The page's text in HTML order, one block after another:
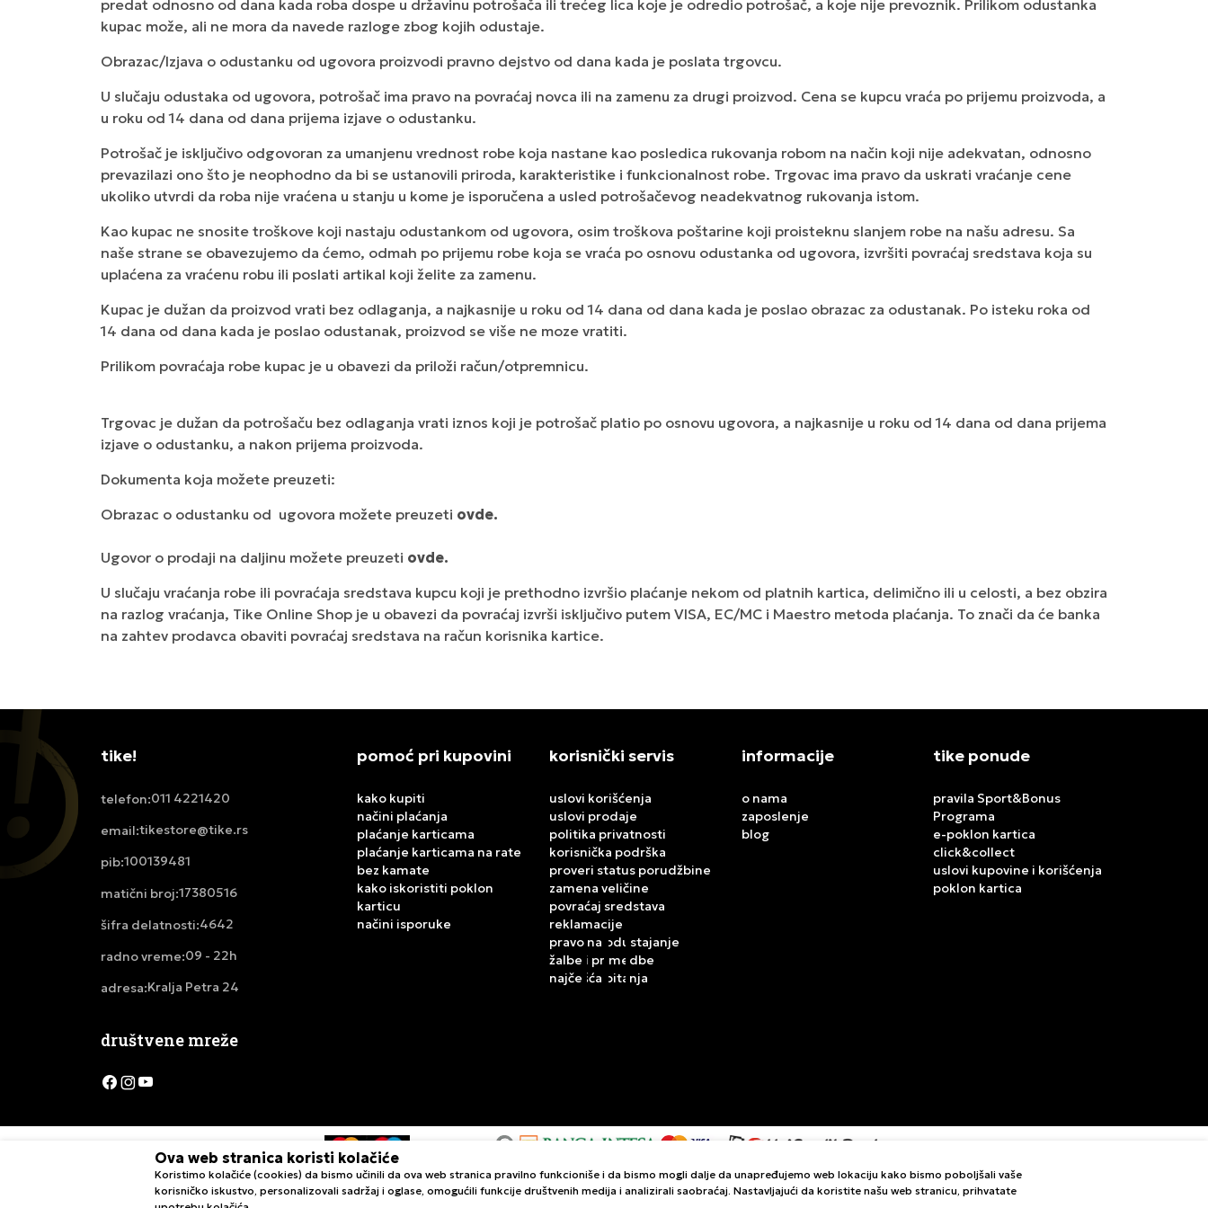
predat odnosno od dana kada roba dospe u državinu potrošača ili trećeg lica koje je odredio potrošač, a koje nije prevoznik. Prilikom odustanka
kupac može, ali ne mora da navede razloge zbog kojih odustaje.
Obrazac/Izjava o odustanku od ugovora proizvodi pravno dejstvo od dana kada je poslata trgovcu.
U slučaju odustaka od ugovora, potrošač ima pravo na povraćaj novca ili na zamenu za drugi proizvod. Cena se kupcu vraća po prijemu proizvoda, a
u roku od 14 dana od dana prijema izjave o odustanku.
Potrošač je isključivo odgovoran za umanjenu vrednost robe koja nastane kao posledica rukovanja robom na način koji nije adekvatan, odnosno
prevazilazi ono što je neophodno da bi se ustanovili priroda, karakteristike i funkcionalnost robe. Trgovac ima pravo da uskrati vraćanje cene
ukoliko utvrdi da roba nije vraćena u stanju u kome je isporučena a usled potrošačevog neadekvatnog rukovanja istom.
Kao kupac ne snosite troškove koji nastaju odustankom od ugovora, osim troškova poštarine koji proisteknu slanjem robe na našu adresu. Sa
naše strane se obavezujemo da ćemo, odmah po prijemu robe koja se vraća po osnovu odustanka od ugovora, izvršiti povraćaj sredstava koja su
uplaćena za vraćenu robu ili poslati artikal koji želite za zamenu.
Kupac je dužan da proizvod vrati bez odlaganja, a najkasnije u roku od 14 dana od dana kada je poslao obrazac za odustanak. Po isteku roka od
14 dana od dana kada je poslao odustanak, proizvod se više ne moze vratiti.
Prilikom povraćaja robe kupac je u obavezi da priloži račun/otpremnicu.
Trgovac je dužan da potrošaču bez odlaganja vrati iznos koji je potrošač platio po osnovu ugovora, a najkasnije u roku od 14 dana od dana prijema
izjave o odustanku, a nakon prijema proizvoda.
Dokumenta koja možete preuzeti:
Obrazac o odustanku od ugovora možete preuzeti ovde.
Ugovor o prodaji na daljinu možete preuzeti ovde.
U slučaju vraćanja robe ili povraćaja sredstava kupcu koji je prethodno izvršio plaćanje nekom od platnih kartica, delimično ili u celosti, a bez obzira
na razlog vraćanja, Tike Online Shop je u obavezi da povraćaj izvrši isključivo putem VISA, EC/MC i Maestro metoda plaćanja. To znači da će banka
na zahtev prodavca obaviti povraćaj sredstava na račun korisnika kartice.
tike!
telefon:011 4221420
email:tikestore@tike.rs
pib:100139481
matični broj:17380516
šifra delatnosti:4642
radno vreme:09 - 22h
adresa:Kralja Petra 24
pomoć pri kupovini
kako kupiti
načini plaćanja
plaćanje karticama
plaćanje karticama na rate
bez kamate
kako iskoristiti poklon
karticu
načini isporuke
korisnički servis
uslovi korišćenja
uslovi prodaje
politika privatnosti
korisnička podrška
proveri status porudžbine
zamena veličine
povraćaj sredstava
reklamacije
pravo na odustajanje
žalbe i primedbe
najčešća pitanja
informacije
o nama
zaposlenje
blog
tike ponude
pravila Sport&Bonus
Programa
e-poklon kartica
click&collect
uslovi kupovine i korišćenja
poklon kartica
društvene mreže
Nastojimo da budemo što precizniji u opisu proizvoda, prikazu slika i samih cena, ali ne možemo garantovati da su sve informacije kompletne i bez grešaka. Svi artikli prikazani na sajtu su deo
Ova web stranica koristi kolačiće
Koristimo kolačiće (cookies) da bismo učinili da ova web stranica pravilno funkcioniše i da bismo mogli dalje da unapređujemo web lokaciju kako bismo poboljšali vaše
korisničko iskustvo, personalizovali sadržaj i oglase, omogućili funkcije društvenih medija i analizirali saobraćaj. Nastavljajući da koristite našu web stranicu, prihvatate